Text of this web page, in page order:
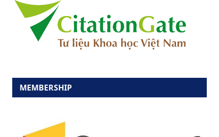
MEMBERSHIP